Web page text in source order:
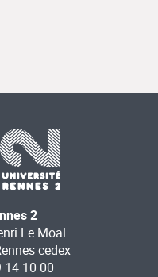
2
Le Moal
cedex
14 10 00